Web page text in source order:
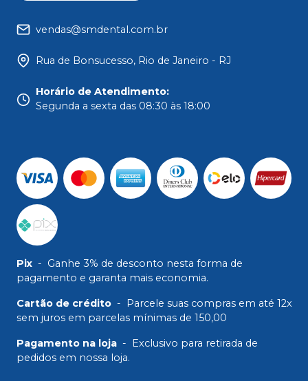
vendas@smdental.com.br
Rua de Bonsucesso, Rio de Janeiro - RJ
Horário de Atendimento:
Segunda a sexta das 08:30 às 18:00
Pix - Ganhe 3% de desconto nesta forma de
pagamento e garanta mais economia.
Cartão de crédito - Parcele suas compras em até 12x
sem juros em parcelas mínimas de 150,00
Pagamento na loja - Exclusivo para retirada de
pedidos em nossa loja.